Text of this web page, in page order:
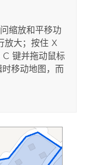
缩放和平移功
放大；按住 X
C 键并拖动鼠标
移动地图，而